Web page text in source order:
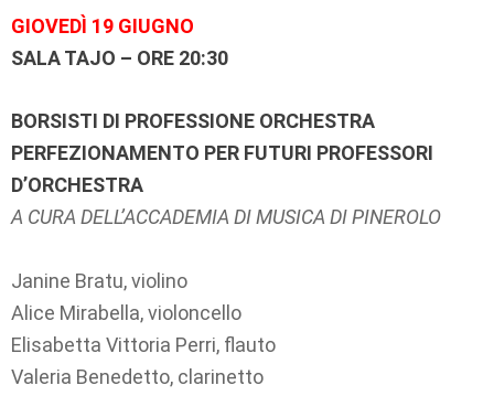
GIOVEDÌ 19 GIUGNO
SALA TAJO – ORE 20:30
BORSISTI DI PROFESSIONE ORCHESTRA
PERFEZIONAMENTO PER FUTURI PROFESSORI
D’ORCHESTRA
A CURA DELL’ACCADEMIA DI MUSICA DI PINEROLO
Janine Bratu, violino
Alice Mirabella, violoncello
Elisabetta Vittoria Perri, flauto
Valeria Benedetto, clarinetto